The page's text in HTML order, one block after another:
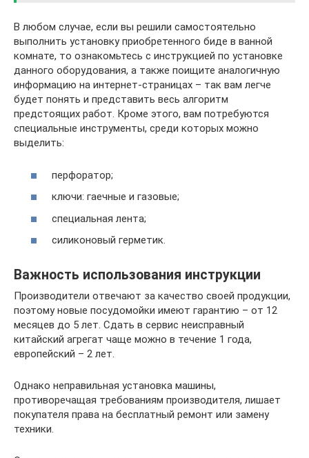
В любом случае, если вы решили самостоятельно
выполнить установку приобретенного биде в ванной
комнате, то ознакомьтесь с инструкцией по установке
данного оборудования, а также поищите аналогичную
информацию на интернет-страницах – так вам легче
будет понять и представить весь алгоритм
предстоящих работ. Кроме этого, вам потребуются
специальные инструменты, среди которых можно
выделить:
перфоратор;
ключи: гаечные и газовые;
специальная лента;
силиконовый герметик.
Важность использования инструкции
Производители отвечают за качество своей продукции,
поэтому новые посудомойки имеют гарантию – от 12
месяцев до 5 лет. Сдать в сервис неисправный
китайский агрегат чаще можно в течение 1 года,
европейский – 2 лет.
Однако неправильная установка машины,
противоречащая требованиям производителя, лишает
покупателя права на бесплатный ремонт или замену
техники.